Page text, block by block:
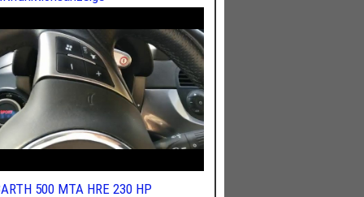
500 MTA HRE 230 HP